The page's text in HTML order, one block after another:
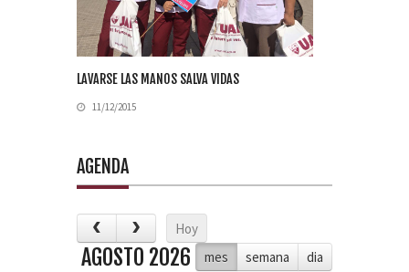
LAVARSE LAS MANOS SALVA VIDAS
11/12/2015
AGENDA
Hoy
mes
semana dia
AGOSTO 2026